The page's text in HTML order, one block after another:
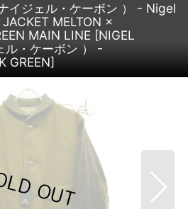
イジェル・ケーボン ） - Nigel
MELTON ×
MAIN LINE [NIGEL
ル・ケーボン ） -
]